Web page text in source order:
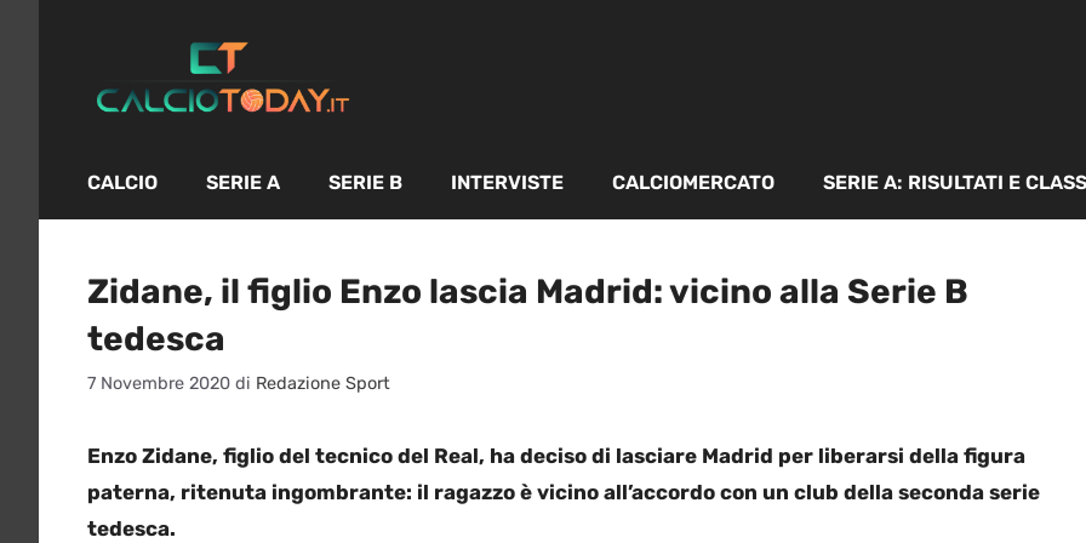
contenuto
CALCIO SERIE A SERIE B INTERVISTE CALCIOMERCATO SERIE A: RISULTATI E
Zidane, il figlio Enzo lascia Madrid: vicino alla Serie B
tedesca
7 Novembre 2020 di Redazione Sport
Enzo Zidane, figlio del tecnico del Real, ha deciso di lasciare Madrid per liberarsi della figura
paterna, ritenuta ingombrante: il ragazzo è vicino all’accordo con un club della seconda serie
tedesca.